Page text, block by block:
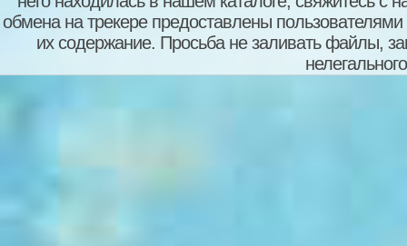
обмена на трекере предоставлены пользователями
их содержание. Просьба не заливать файлы,